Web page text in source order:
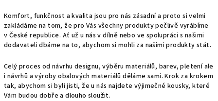
Komfort, funkčnost a kvalita jsou pro nás zásadní a proto si velmi
zakládáme na tom, že pro Vás všechny produkty pečlivě vyrábíme
v České republice. Ať už u nás v dílně nebo ve spolupráci s našimi
dodavateli dbáme na to, abychom si mohli za našimi produkty stát.
Celý proces od návrhu designu, výběru materiálů, barev, pletení ale
i návrhů a výroby obalových materiálů děláme sami. Krok za krokem
tak, abychom si byli jisti, že u nás najdete výjimečné kousky, které
Vám budou dobře a dlouho sloužit.